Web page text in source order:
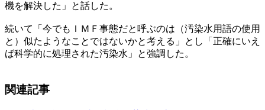
機を解決した」と話した。
続いて「今でもＩＭＦ事態だと呼ぶのは（汚染水用語の使用
と）似たようなことではないかと考える」とし「正確にいえ
ば科学的に処理された汚染水」と強調した。
関連記事